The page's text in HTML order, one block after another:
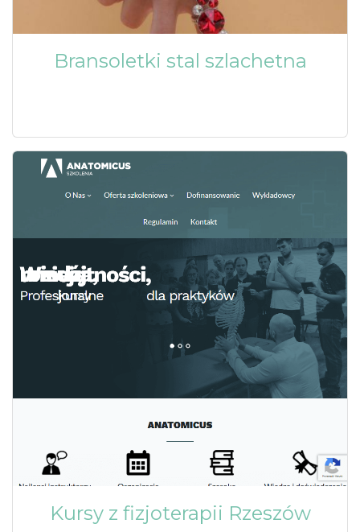
Bransoletki stal szlachetna
Kursy z fizjoterapii Rzeszów